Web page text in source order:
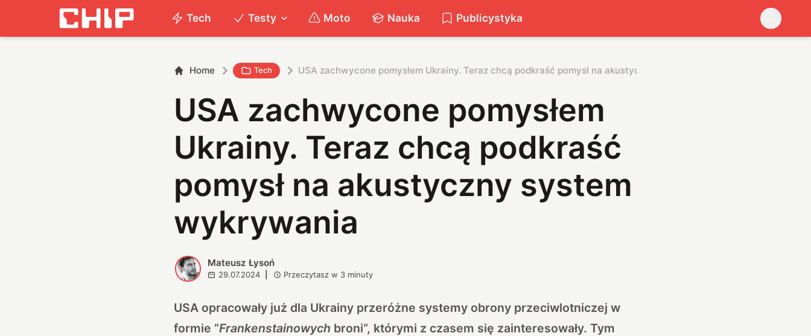
Tech Testy Moto Nauka Publicystyka
Home Tech USA zachwycone pomysłem Ukrainy. Teraz chcą podkraść pomysł na akustyczny system wykrywania
USA zachwycone pomysłem
Ukrainy. Teraz chcą podkraść
pomysł na akustyczny system
wykrywania
M Mateusz Łysoń
29.07.2024 Przeczytasz w 3 minuty
USA opracowały już dla Ukrainy przeróżne systemy obrony przeciwlotniczej w
formie “Frankenstainowych broni“, którymi z czasem się zainteresowały. Tym